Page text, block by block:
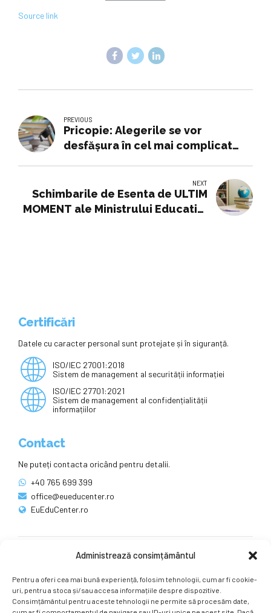
Administrează consimțământul
Pentru a oferi cea mai bună experiență, folosim tehnologii, cum ar fi cookie-
uri, pentru a stoca și/sau accesa informațiile despre dispozitive.
Consimțământul pentru aceste tehnologii ne permite să procesăm date,
Source link
PREVIOUS
Pricopie: Alegerile se vor
desfășura în cel mai complicat
NEXT
Schimbarile de Esenta de ULTIM
MOMENT ale Ministrului Educatiei
Certificări
Datele cu caracter personal sunt protejate și în siguranță.
ISO/IEC 27001:2018
Sistem de management al securității informației
ISO/IEC 27701:2021
Sistem de management al confidențialității
informațiilor
Contact
Ne puteți contacta oricând pentru detalii.
+40 765 699 399
office@eueducenter.ro
EuEduCenter.ro
Ne puteți găsi și pe rețelele sociale.